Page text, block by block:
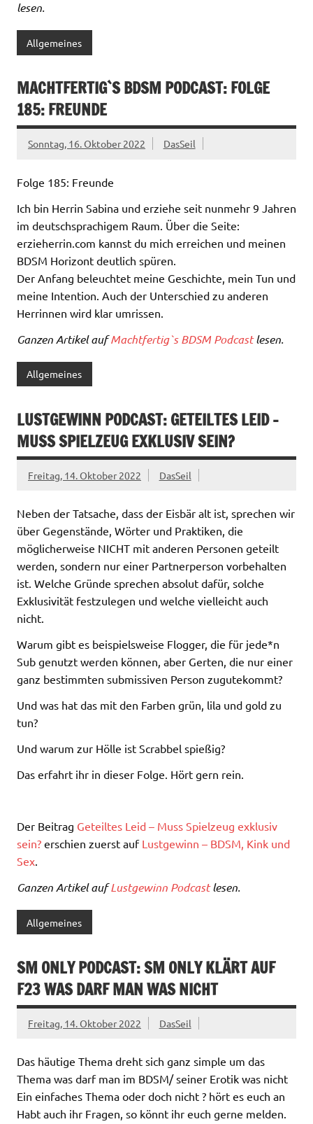
lesen.
Allgemeines
MACHTFERTIG`S BDSM PODCAST: FOLGE
185: FREUNDE
Sonntag, 16. Oktober 2022 DasSeil
Folge 185: Freunde
Ich bin Herrin Sabina und erziehe seit nunmehr 9 Jahren
im deutschsprachigem Raum. Über die Seite:
erzieherrin.com kannst du mich erreichen und meinen
BDSM Horizont deutlich spüren.
Der Anfang beleuchtet meine Geschichte, mein Tun und
meine Intention. Auch der Unterschied zu anderen
Herrinnen wird klar umrissen.
Ganzen Artikel aufMachtfertig`s BDSM Podcastlesen.
Allgemeines
LUSTGEWINN PODCAST: GETEILTES LEID –
MUSS SPIELZEUG EXKLUSIV SEIN?
Freitag, 14. Oktober 2022 DasSeil
Neben der Tatsache, dass der Eisbär alt ist, sprechen wir
über Gegenstände, Wörter und Praktiken, die
möglicherweise NICHT mit anderen Personen geteilt
werden, sondern nur einer Partnerperson vorbehalten
ist. Welche Gründe sprechen absolut dafür, solche
Exklusivität festzulegen und welche vielleicht auch
nicht.
Warum gibt es beispielsweise Flogger, die für jede*n
Sub genutzt werden können, aber Gerten, die nur einer
ganz bestimmten submissiven Person zugutekommt?
Und was hat das mit den Farben grün, lila und gold zu
tun?
Und warum zur Hölle ist Scrabbel spießig?
Das erfahrt ihr in dieser Folge. Hört gern rein.
Der Beitrag Geteiltes Leid – Muss Spielzeug exklusiv
sein? erschien zuerst auf Lustgewinn – BDSM, Kink und
Sex
Ganzen Artikel aufLustgewinn Podcastlesen.
Allgemeines
SM ONLY PODCAST: SM ONLY KLÄRT AUF
F23 WAS DARF MAN WAS NICHT
Freitag, 14. Oktober 2022 DasSeil
Das häutige Thema dreht sich ganz simple um das
Thema was darf man im BDSM/ seiner Erotik was nicht
Ein einfaches Thema oder doch nicht ? hört es euch an
Habt auch ihr Fragen, so könnt ihr euch gerne melden.